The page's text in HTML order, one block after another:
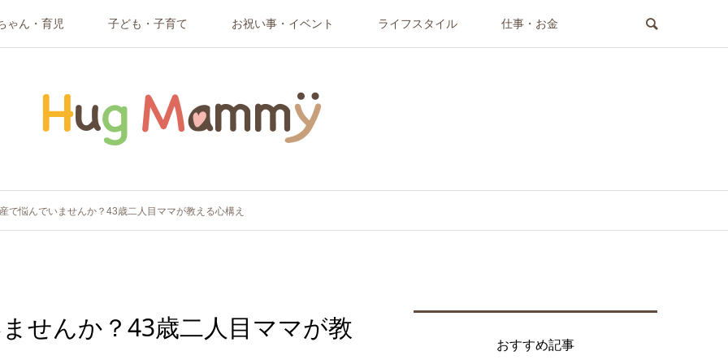
ゃん・育児 子ども・子育て お祝い事・イベント ライフスタイル 仕事・お金
で悩んでいませんか？43歳二人目ママが教える心構え
せんか？43歳二人目ママが教
おすすめ記事